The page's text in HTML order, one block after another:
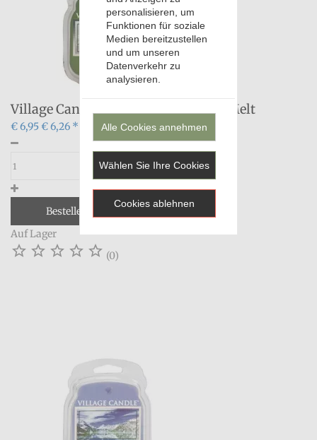
Village Candle Frozen Fir 62gr Wax Melt
€ 6,95€ 6,26 *
Bestellen
Auf Lager
     (0)
personalisieren, um
Funktionen für soziale
Medien bereitzustellen
und um unseren
Datenverkehr zu
analysieren.
Alle Cookies annehmen
Wählen Sie Ihre Cookies
Cookies ablehnen